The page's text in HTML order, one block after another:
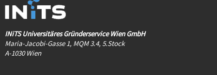
INiTS Universitäres Gründerservice Wien GmbH
Maria-Jacobi-Gasse 1, MQM 3.4, 5.Stock
A-1030 Wien